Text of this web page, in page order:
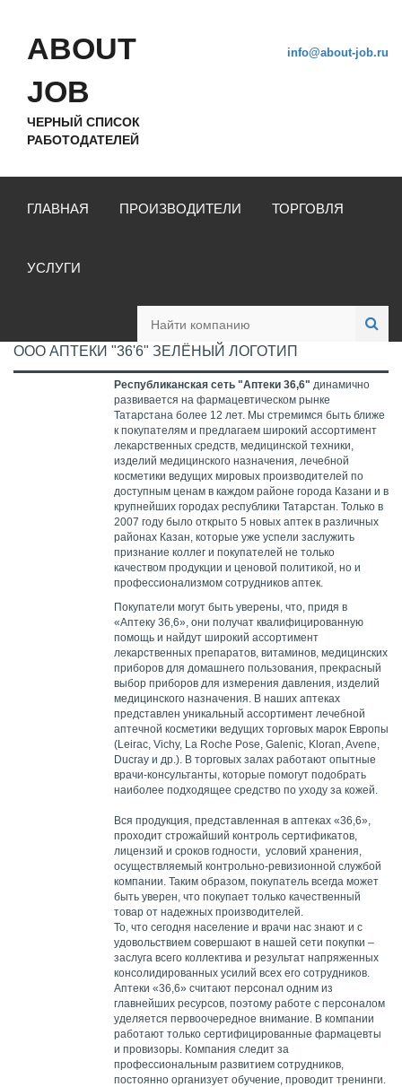
ABOUT
JOB
ЧЕРНЫЙ СПИСОК
РАБОТОДАТЕЛЕЙ
info@about-job.ru
ГЛАВНАЯ ПРОИЗВОДИТЕЛИ ТОРГОВЛЯ
УСЛУГИ
ООО АПТЕКИ "36'6" ЗЕЛЁНЫЙ ЛОГОТИП
Республиканская сеть "Аптеки 36,6" динамично
развивается на фармацевтическом рынке
Татарстана более 12 лет. Мы стремимся быть ближе
к покупателям и предлагаем широкий ассортимент
лекарственных средств, медицинской техники,
изделий медицинского назначения, лечебной
косметики ведущих мировых производителей по
доступным ценам в каждом районе города Казани и в
крупнейших городах республики Татарстан. Только в
2007 году было открыто 5 новых аптек в различных
районах Казан, которые уже успели заслужить
признание коллег и покупателей не только
качеством продукции и ценовой политикой, но и
профессионализмом сотрудников аптек.
Покупатели могут быть уверены, что, придя в
«Аптеку 36,6», они получат квалифицированную
помощь и найдут широкий ассортимент
лекарственных препаратов, витаминов, медицинских
приборов для домашнего пользования, прекрасный
выбор приборов для измерения давления, изделий
медицинского назначения. В наших аптеках
представлен уникальный ассортимент лечебной
аптечной косметики ведущих торговых марок Европы
(Leirac, Vichy, La Roche Pose, Galeniс, Kloran, Avene,
Ducray и др.). В торговых залах работают опытные
врачи-консультанты, которые помогут подобрать
наиболее подходящее средство по уходу за кожей.
Вся продукция, представленная в аптеках «36,6»,
проходит строжайший контроль сертификатов,
лицензий и сроков годности, условий хранения,
осуществляемый контрольно-ревизионной службой
компании. Таким образом, покупатель всегда может
быть уверен, что покупает только качественный
товар от надежных производителей.
То, что сегодня население и врачи нас знают и с
удовольствием совершают в нашей сети покупки –
заслуга всего коллектива и результат напряженных
консолидированных усилий всех его сотрудников.
Аптеки «36,6» считают персонал одним из
главнейших ресурсов, поэтому работе с персоналом
уделяется первоочередное внимание. В компании
работают только сертифицированные фармацевты
и провизоры. Компания следит за
профессиональным развитием сотрудников,
постоянно организует обучение, проводит тренинги.